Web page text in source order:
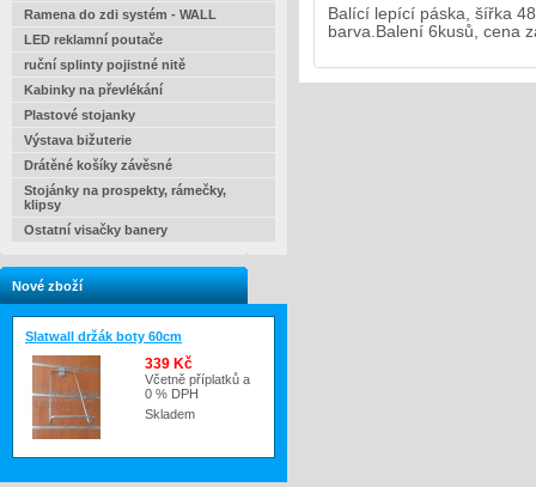
Ramena do zdi systém - WALL
LED reklamní poutače
ruční splinty pojistné nitě
Kabinky na převlékání
Plastové stojanky
Výstava bižuterie
Drátěné košíky závěsné
Stojánky na prospekty, rámečky,
klipsy
Ostatní visačky banery
Nové zboží
Slatwall držák boty 60cm
339 Kč
Včetně příplatků a
0 % DPH
Skladem
Balící lepící páska, šířka
barva.Balení 6kusů, cena